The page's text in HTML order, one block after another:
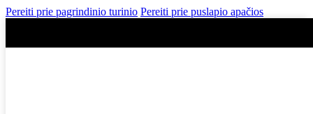
Pereiti prie pagrindinio turinio Pereiti prie puslapio apačios